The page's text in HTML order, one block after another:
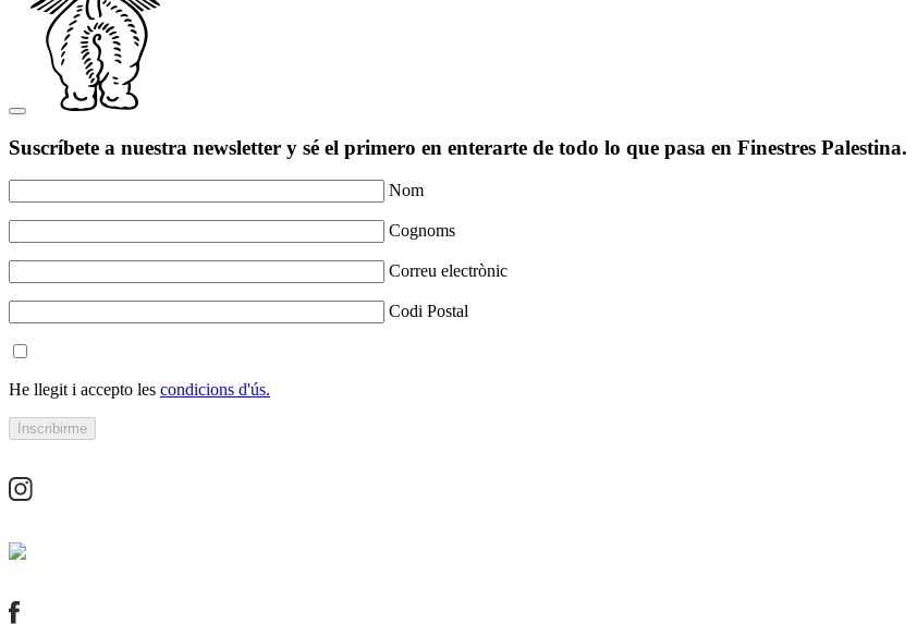
Suscríbete a nuestra newsletter y sé el primero en enterarte de todo lo que pasa en Finestres Palestina.
Nom
Cognoms
Correu electrònic
Codi Postal
He llegit i accepto les condicions d'ús.